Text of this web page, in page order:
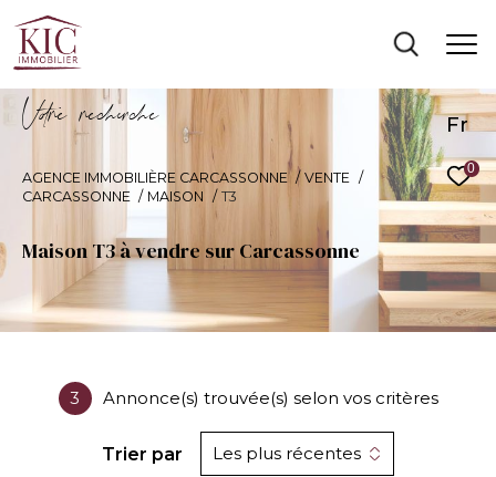
Fr
0
Vore recece
AGENCE IMMOBILIÈRE CARCASSONNE
VENTE
CARCASSONNE
MAISON T3
Maison T3 à vendre sur Carcassonne
3 Annonce(s) trouvée(s) selon vos critères
Trier par Les plus récentes